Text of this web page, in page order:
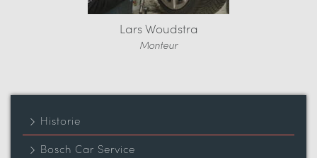
Lars Woudstra
Monteur
Historie
Bosch Car Service